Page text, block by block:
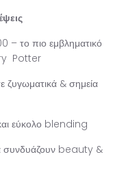
το πιο εμβληματικό
Potter
ζυγωματικά & σημεία
εύκολο blending
συνδυάζουν beauty &